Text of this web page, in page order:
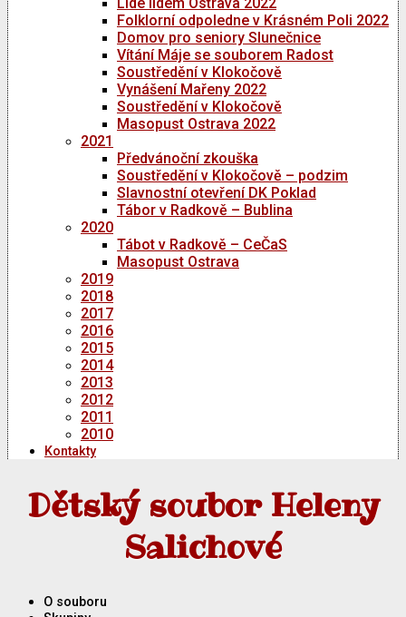
Folklorní odpoledne v Krásném Poli 2022
Domov pro seniory Slunečnice
Vítání Máje se souborem Radost
Soustředění v Klokočově
Vynášení Mařeny 2022
Soustředění v Klokočově
Masopust Ostrava 2022
2021
Předvánoční zkouška
Soustředění v Klokočově – podzim
Slavnostní otevření DK Poklad
Tábor v Radkově – Bublina
2020
Tábot v Radkově – CeČaS
Masopust Ostrava
2019
2018
2017
2016
2015
2014
2013
2012
2011
2010
Kontakty
Dětský soubor Heleny
Salichové
O souboru